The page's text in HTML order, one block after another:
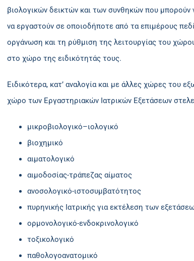
βιολογικών δεικτών και των συνθηκών που μπορούν
να εργαστούν σε οποιοδήποτε από τα επιμέρους
οργάνωση και τη ρύθμιση της λειτουργίας του
στο χώρο της ειδικότητάς τους.
Ειδικότερα, κατ’ αναλογία και με άλλες χώρες του
χώρο των Εργαστηριακών Ιατρικών Εξετάσεων
μικροβιολογικό–ιολογικό
βιοχημικό
αιματολογικό
αιμοδοσίας-τράπεζας αίματος
ανοσολογικό-ιστοσυμβατότητος
πυρηνικής Ιατρικής για εκτέλεση των
ορμονολογικό-ενδοκρινολογικό
τοξικολογικό
παθολογοανατομικό